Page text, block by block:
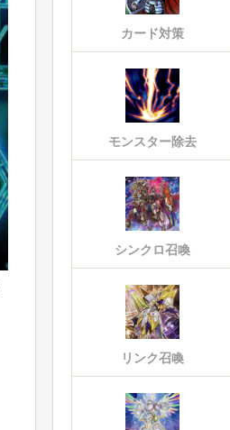
カード対策
モンスター除去
シンクロ召喚
リンク召喚